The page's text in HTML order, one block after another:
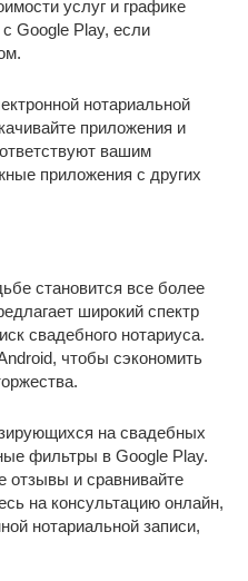
услуг и графике
Google Play, если
нотариальной
приложения и
вашим
приложения с других
становится все более
широкий спектр
свадебного нотариуса.
чтобы сэкономить
на свадебных
фильтры в Google Play.
отзывы и сравнивайте
на консультацию онлайн,
нотариальной записи,